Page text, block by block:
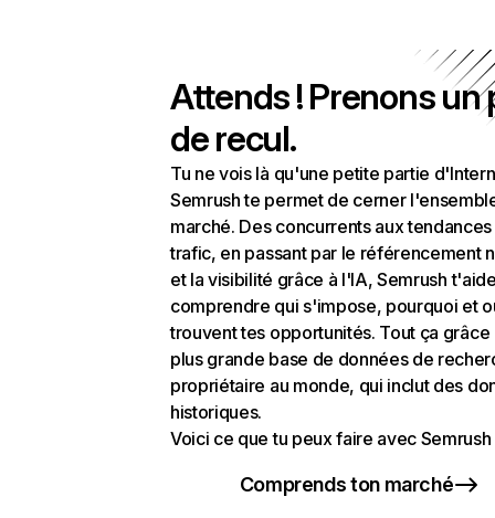
Attends ! Prenons un
de recul.
Tu ne vois là qu'une petite partie
Semrush te permet de cerner
marché. Des concurrents aux
trafic, en passant par le référencement
et la visibilité grâce à l'IA, Semrush
comprendre qui s'impose, pourquoi et
trouvent tes opportunités. Tout ça grâce
plus grande base de données de
propriétaire au monde, qui inclut des
historiques.
Voici ce que tu peux faire avec Semrush
Comprends ton marché